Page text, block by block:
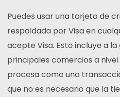
Puedes usar una tarjeta de
respaldada por Visa en
acepte Visa. Esto incluye a
principales comercios a
procesa como una
que no es necesario que la